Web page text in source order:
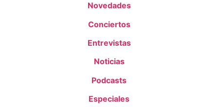
Novedades
Conciertos
Entrevistas
Noticias
Podcasts
Especiales